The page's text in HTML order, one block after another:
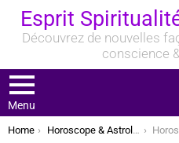
Esprit
Découvrez de nouvelles
conscience
Menu
You are here:
Home Horoscope & Astrologie : que disent les astres ?